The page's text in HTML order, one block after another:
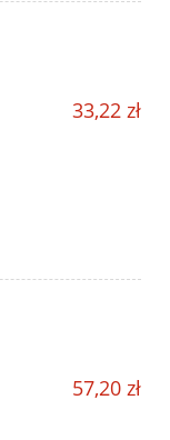
33,22 zł
57,20 zł